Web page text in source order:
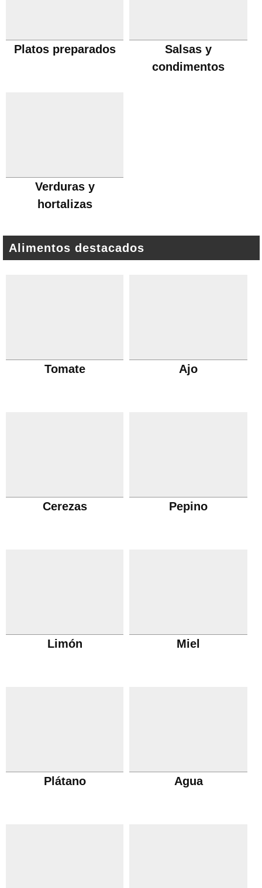
Platos preparados
Salsas y
condimentos
Verduras y
hortalizas
Alimentos destacados
Tomate Ajo
Cerezas Pepino
Limón Miel
Plátano Agua